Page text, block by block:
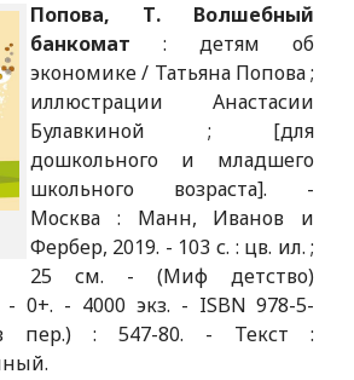
Попова, Т. Волшебный
банкомат : детям об
экономике / Татьяна Попова ;
иллюстрации Анастасии
Булавкиной ; [для
дошкольного и младшего
школьного возраста]. -
Москва : Манн, Иванов и
Фербер, 2019. - 103 с. : цв. ил. ;
25 см. - (Миф детство)
- 0+. - 4000 экз. - ISBN 978-5-
пер.) : 547-80. - Текст :